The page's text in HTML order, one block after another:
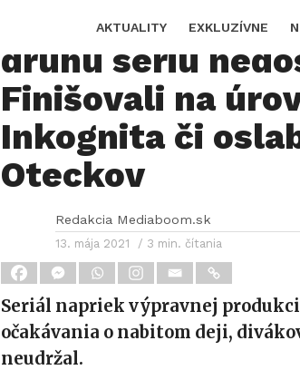
AKTUALITY EXKLUZÍVNE
Výpravní
druhú sériu
Finišovali na
Inkognita či
Oteckov
Redakcia Mediaboom.sk
13. mája 2021 / 3 min. čítania
Seriál napriek výpravnej
očakávania o nabitom deji,
neudržal.